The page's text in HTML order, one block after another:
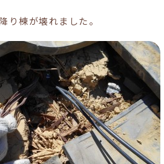
り棟が壊れました。